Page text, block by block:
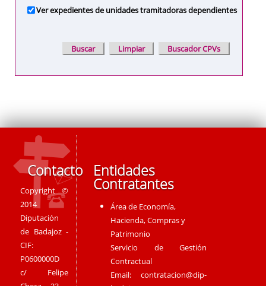
Ver expedientes de unidades tramitadoras dependientes
Contacto
Copyright ©
2014
Diputación
de Badajoz -
CIF:
P0600000D
c/ Felipe
Entidades
Contratantes
Área de Economía,
Hacienda, Compras y
Patrimonio
Servicio de Gestión
Contractual
Email:contratacion@dip-